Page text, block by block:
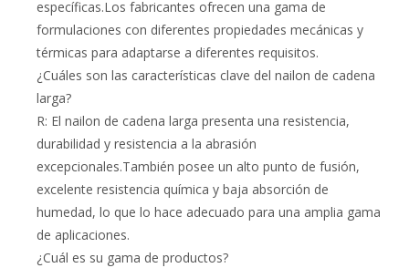
específicas.Los fabricantes ofrecen una gama de
formulaciones con diferentes propiedades mecánicas y
térmicas para adaptarse a diferentes requisitos.
¿Cuáles son las características clave del nailon de cadena
larga?
R: El nailon de cadena larga presenta una resistencia,
durabilidad y resistencia a la abrasión
excepcionales.También posee un alto punto de fusión,
excelente resistencia química y baja absorción de
humedad, lo que lo hace adecuado para una amplia gama
de aplicaciones.
¿Cuál es su gama de productos?